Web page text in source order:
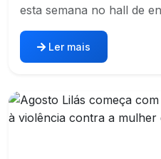
esta semana no hall de
Ler mais